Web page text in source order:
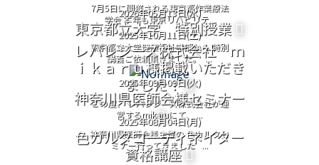
7月5日に開催される東京都作業療法
学会 本年も東京リハビリテ...
2026年05月13日(水)
東京都立大学 特別授業
東京都立大学健康福祉学部から 特別
講義ご依頼頂きました。 ...
2025年10月11日(土)
レバレジーズ株式会社 ｍ
ｉｋａｒｕ様掲載いただき
ました！
この度、 レバレジーズ株式会社が運
営するmikaruにて、 ...
2025年09月09日(火)
神奈川県医師会様セミナー
神奈川県医師会様主催の 色カルタセ
ミナー行ってきました ...
2025年08月04日(月)
色カルタコーディネイター
資格講座